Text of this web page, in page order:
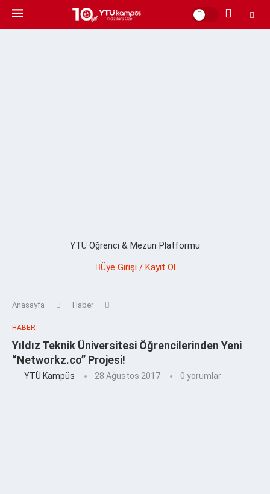
YTÜ Öğrenci & Mezun Platformu
Üye Girişi / Kayıt Ol
Anasayfa Haber
HABER
Yıldız Teknik Üniversitesi Öğrencilerinden Yeni
“Networkz.co” Projesi!
YTÜ Kampüs 28 Ağustos 2017 0 yorumlar